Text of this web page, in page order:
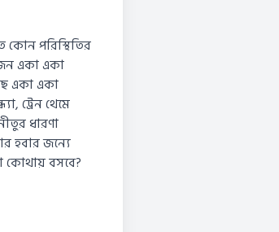
কোন পরিস্থিতির
একা একা
একা একা
ট্রেন থেমে
ধারণা
হবার জন্যে
কোথায় বসবে?